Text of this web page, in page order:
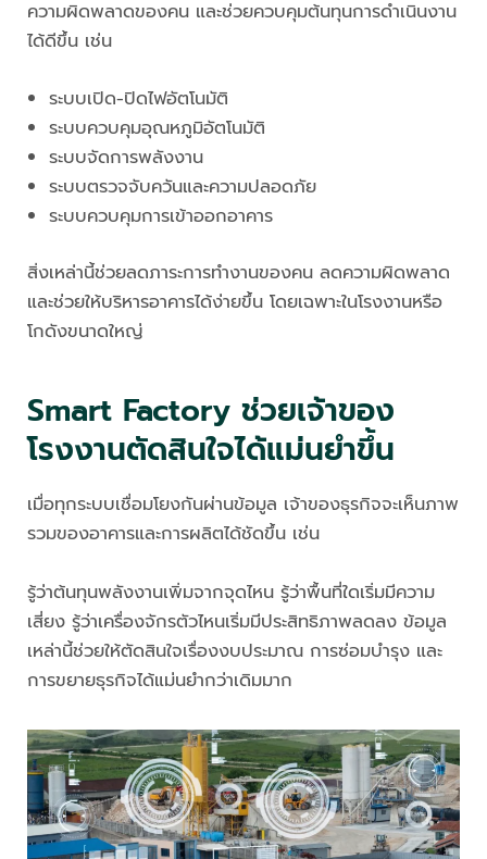
ความผิดพลาดของคน และช่วยควบคุมต้นทุนการดำเนินงาน
ได้ดีขึ้น เช่น
ระบบเปิด-ปิดไฟอัตโนมัติ
ระบบควบคุมอุณหภูมิอัตโนมัติ
ระบบจัดการพลังงาน
ระบบตรวจจับควันและความปลอดภัย
ระบบควบคุมการเข้าออกอาคาร
สิ่งเหล่านี้ช่วยลดภาระการทำงานของคน ลดความผิดพลาด
และช่วยให้บริหารอาคารได้ง่ายขึ้น โดยเฉพาะในโรงงานหรือ
โกดังขนาดใหญ่
Smart Factory ช่วยเจ้าของ
โรงงานตัดสินใจได้แม่นยำขึ้น
เมื่อทุกระบบเชื่อมโยงกันผ่านข้อมูล เจ้าของธุรกิจจะเห็นภาพ
รวมของอาคารและการผลิตได้ชัดขึ้น เช่น
รู้ว่าต้นทุนพลังงานเพิ่มจากจุดไหน รู้ว่าพื้นที่ใดเริ่มมีความ
เสี่ยง รู้ว่าเครื่องจักรตัวไหนเริ่มมีประสิทธิภาพลดลง ข้อมูล
เหล่านี้ช่วยให้ตัดสินใจเรื่องงบประมาณ การซ่อมบำรุง และ
การขยายธุรกิจได้แม่นยำกว่าเดิมมาก